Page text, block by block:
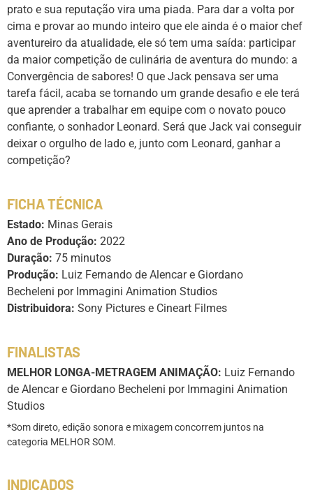
prato e sua reputação vira uma piada. Para dar a volta por
cima e provar ao mundo inteiro que ele ainda é o maior chef
aventureiro da atualidade, ele só tem uma saída: participar
da maior competição de culinária de aventura do mundo: a
Convergência de sabores! O que Jack pensava ser uma
tarefa fácil, acaba se tornando um grande desafio e ele terá
que aprender a trabalhar em equipe com o novato pouco
confiante, o sonhador Leonard. Será que Jack vai conseguir
deixar o orgulho de lado e, junto com Leonard, ganhar a
competição?
FICHA TÉCNICA
Estado: Minas Gerais
Ano de Produção: 2022
Duração: 75 minutos
Produção: Luiz Fernando de Alencar e Giordano
Becheleni por Immagini Animation Studios
Distribuidora: Sony Pictures e Cineart Filmes
FINALISTAS
MELHOR LONGA-METRAGEM ANIMAÇÃO: Luiz Fernando
de Alencar e Giordano Becheleni por Immagini Animation
Studios
*Som direto, edição sonora e mixagem concorrem juntos na
categoria MELHOR SOM.
INDICADOS